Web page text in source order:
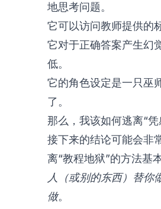
地思考问题。
它可以访问教师提供的
它对于正确答案产生幻
低。
它的角色设定是一只巫
了。
那么，我该如何逃离“凭
接下来的结论可能会非
离“教程地狱”的方法基
人（或别的东西）替你
做。